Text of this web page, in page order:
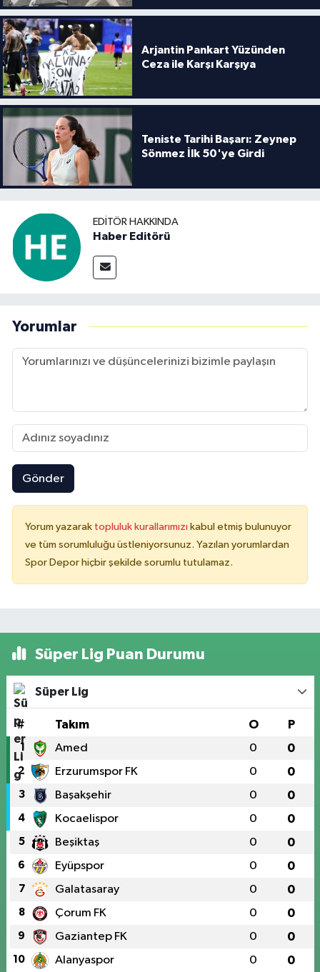
Arjantin Pankart Yüzünden
Ceza ile Karşı Karşıya
Teniste Tarihi Başarı: Zeynep
Sönmez İlk 50'ye Girdi
EDITÖR HAKKINDA
Haber Editörü
Yorumlar
Gönder
Yorum yazarak topluluk kurallarımızı kabul etmiş bulunuyor
ve tüm sorumluluğu üstleniyorsunuz. Yazılan yorumlardan
Spor Depor hiçbir şekilde sorumlu tutulamaz.
Süper Lig Puan Durumu
Süper Lig
# Takım O P
1 Amed 0 0
2 Erzurumspor FK 0 0
3 Başakşehir 0 0
4 Kocaelispor 0 0
5 Beşiktaş 0 0
6 Eyüpspor 0 0
7 Galatasaray 0 0
8 Çorum FK 0 0
9 Gaziantep FK 0 0
10 Alanyaspor 0 0